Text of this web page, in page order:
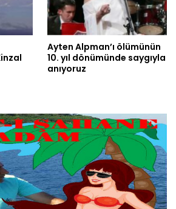
Ayten Alpman’ı ölümünün
10. yıl dönümünde saygıyla
anıyoruz